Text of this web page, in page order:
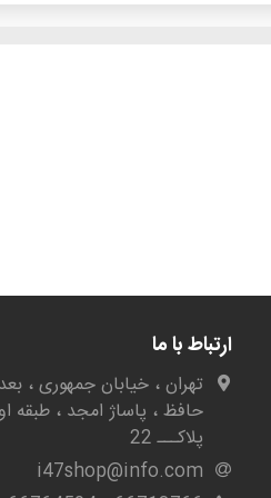
ارتباط با ما
تهران ، خیابان جمهوری ،
حافظ ، پاساژ امجد ، طبقه
پلاکـــ 22
i47shop@info.com